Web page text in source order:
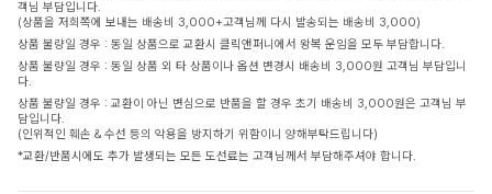
객님 부담입니다.
(상품을 저희쪽에 보내는 배송비 3,000+고객님께 다시 발송되는 배송비 3,000)
상품 불량일 경우 : 동일 상품으로 교환시 클릭앤퍼니에서 왕복 운임을 모두 부담합니다.
상품 불량일 경우 : 동일 상품 외 타 상품이나 옵션 변경시 배송비 3,000원 고객님 부담입니
다.
상품 불량일 경우 : 교환이 아닌 변심으로 반품을 할 경우 초기 배송비 3,000원은 고객님 부
담입니다.
(인위적인 훼손 & 수선 등의 악용을 방지하기 위함이니 양해부탁드립니다)
*교환/반품시에도 추가 발생되는 모든 도선료는 고객님께서 부담해주셔야 합니다.